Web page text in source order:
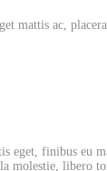
mattis ac,
finibus eu
molestie, libero